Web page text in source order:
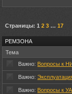
Страницы: 1 2 3 … 17
РЕМЗОНА
Тема
Важно: Вопросы к
Важно:
Важно: Вопросы к